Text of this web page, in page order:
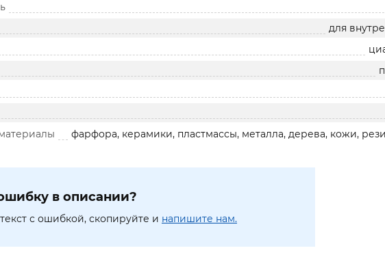
для
фарфора, керамики, пластмассы, металла, дерева, кожи,
в описании?
с ошибкой, скопируйте и напишите нам.